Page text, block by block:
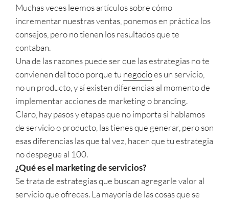
Muchas veces leemos artículos sobre cómo
incrementar nuestras ventas, ponemos en práctica los
consejos, pero no tienen los resultados que te
contaban.
Una de las razones puede ser que las estrategias no te
convienen del todo porque tu negocioes un servicio,
no un producto, y sí existen diferencias al momento de
implementar acciones de marketing o branding.
Claro, hay pasos y etapas que no importa si hablamos
de servicio o producto, las tienes que generar, pero son
esas diferencias las que tal vez, hacen que tu estrategia
no despegue al 100.
¿Qué es el marketing de servicios?
Se trata de estrategias que buscan agregarle valor al
servicio que ofreces. La mayoría de las cosas que se